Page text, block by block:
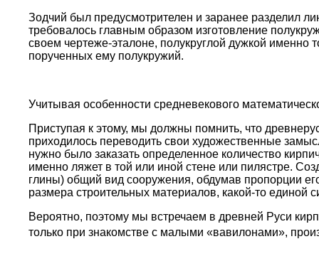
Зодчий был предусмотрителен и заранее разделил
требовалось главным образом изготовление
своем чертеже-эталоне, полукруглой дужкой именно
порученных ему полукружий.
Учитывая особенности средневекового
Приступая к этому, мы должны помнить, что
приходилось переводить свои художественные
нужно было заказать определенное количество
именно ляжет в той или иной стене или пилястре.
глины) общий вид сооружения, обдумав пропорции
размера строительных материалов, какой-то единой
Вероятно, поэтому мы встречаем в древней Руси
только при знакомстве с малыми «вавилонами»,